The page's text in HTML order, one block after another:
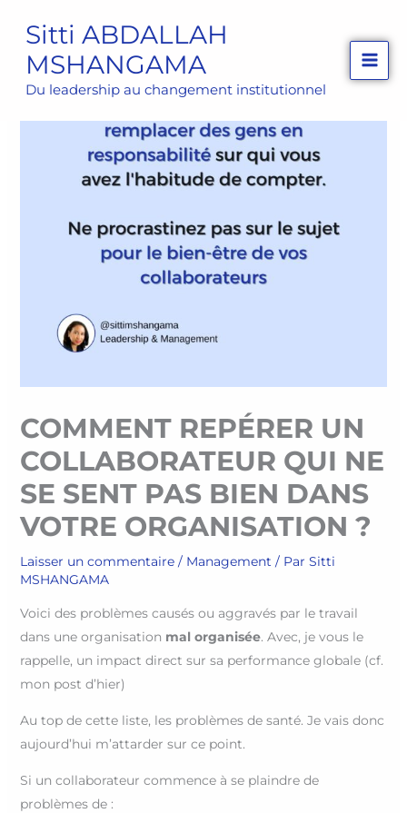
contenu
Sitti ABDALLAH
MSHANGAMA
Du leadership au changement institutionnel
COMMENT REPÉRER UN
COLLABORATEUR QUI NE
SE SENT PAS BIEN DANS
VOTRE ORGANISATION ?
Laisser un commentaire / Management / Par Sitti
MSHANGAMA
Voici des problèmes causés ou aggravés par le travail
dans une organisation mal organisée. Avec, je vous le
rappelle, un impact direct sur sa performance globale (cf.
mon post d’hier)
Au top de cette liste, les problèmes de santé. Je vais donc
aujourd’hui m’attarder sur ce point.
Si un collaborateur commence à se plaindre de
problèmes de :